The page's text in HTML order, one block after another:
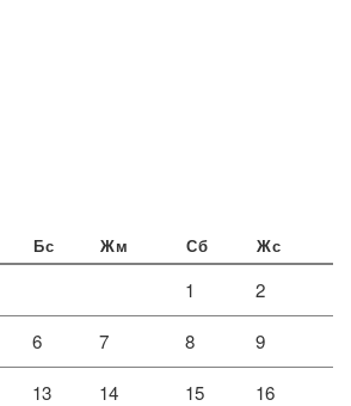
Бс Жм Сб Жс
1 2
6 7 8 9
13 14 15 16